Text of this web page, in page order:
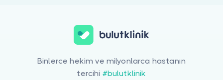
Binlerce hekim ve milyonlarca hastanın
tercihi #bulutklinik